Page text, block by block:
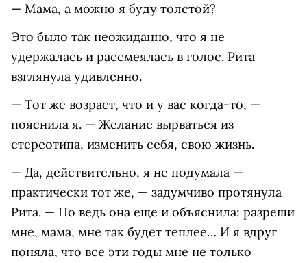
— Мама, а можно я буду толстой?
Это было так неожиданно, что я не
удержалась и рассмеялась в голос. Рита
взглянула удивленно.
— Тот же возраст, что и у вас когда-то, —
пояснила я. — Желание вырваться из
стереотипа, изменить себя, свою жизнь.
— Да, действительно, я не подумала —
практически тот же, — задумчиво протянула
Рита. — Но ведь она еще и объяснила: разреши
мне, мама, мне так будет теплее… И я вдруг
поняла, что все эти годы мне не только